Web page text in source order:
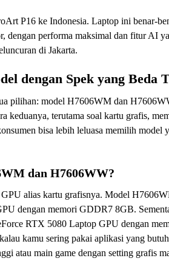
P16 ke Indonesia. Laptop ini benar-
dengan performa maksimal dan fitur AI
di Jakarta.
dengan Spek yang Beda
pilihan: model H7606WM dan
keduanya, terutama soal kartu grafis,
bisa lebih leluasa memilih model
dan H7606WW?
alias kartu grafisnya. Model
dengan memori GDDR7 8GB.
RTX 5080 Laptop GPU dengan
kamu sering pakai aplikasi yang
atau main game dengan setting grafis